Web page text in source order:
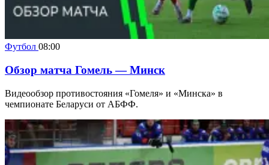
Футбол 08:00
Обзор матча Гомель — Минск
Видеообзор противостояния «Гомеля» и «Минска» в
чемпионате Беларуси от АБФФ.